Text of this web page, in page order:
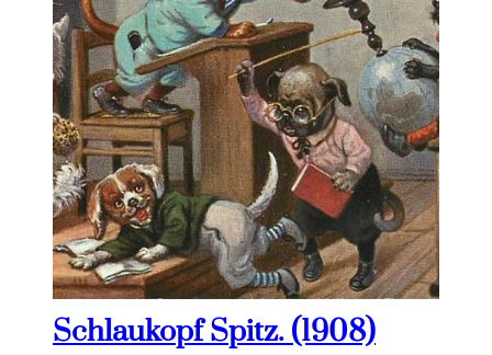
Schlaukopf Spitz. (1908)